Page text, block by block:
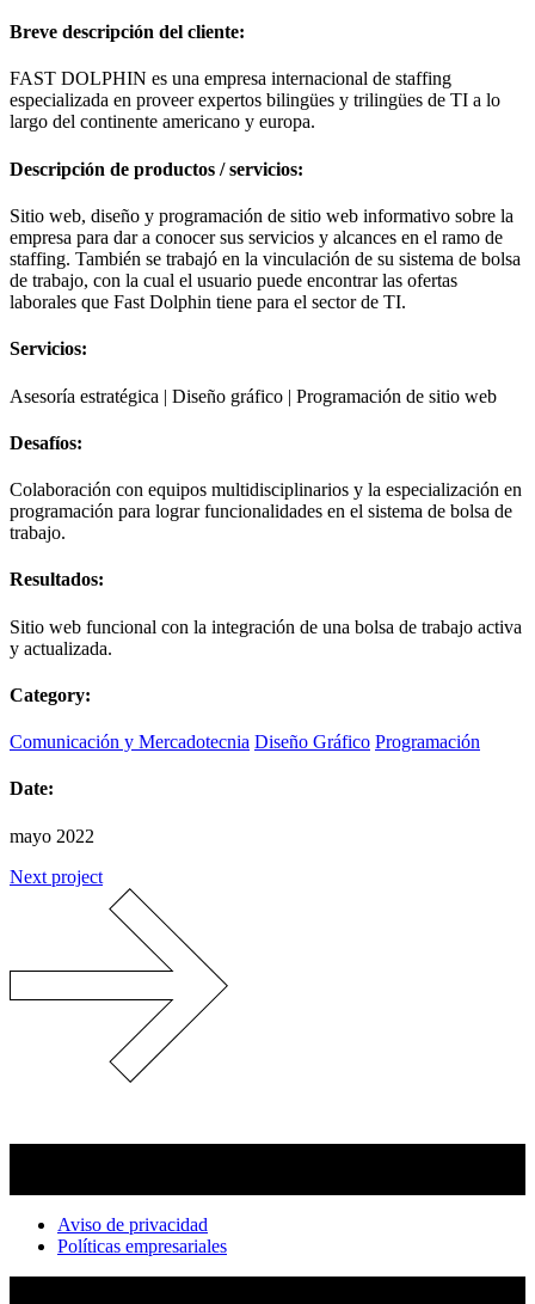
Breve descripción del cliente:
FAST DOLPHIN es una empresa internacional de staffing
especializada en proveer expertos bilingües y trilingües de TI a lo
largo del continente americano y europa.
Descripción de productos / servicios:
Sitio web, diseño y programación de sitio web informativo sobre la
empresa para dar a conocer sus servicios y alcances en el ramo de
staffing. También se trabajó en la vinculación de su sistema de bolsa
de trabajo, con la cual el usuario puede encontrar las ofertas
laborales que Fast Dolphin tiene para el sector de TI.
Servicios:
Asesoría estratégica | Diseño gráfico | Programación de sitio web
Desafíos:
Colaboración con equipos multidisciplinarios y la especialización en
programación para lograr funcionalidades en el sistema de bolsa de
trabajo.
Resultados:
Sitio web funcional con la integración de una bolsa de trabajo activa
y actualizada.
Category:
Comunicación y Mercadotecnia Diseño Gráfico Programación
Date:
mayo 2022
Next project
Aviso de privacidad
Políticas empresariales